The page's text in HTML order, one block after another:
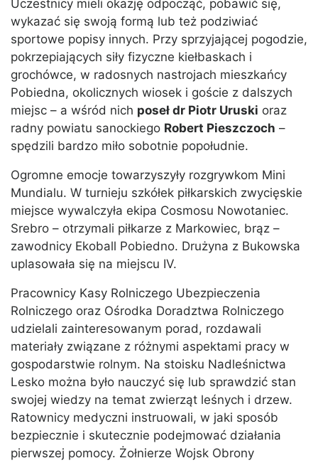
Uczestnicy mieli okazję odpocząć, pobawić się,
wykazać się swoją formą lub też podziwiać
sportowe popisy innych. Przy sprzyjającej pogodzie,
pokrzepiających siły fizyczne kiełbaskach i
grochówce, w radosnych nastrojach mieszkańcy
Pobiedna, okolicznych wiosek i goście z dalszych
miejsc – a wśród nich poseł dr Piotr Uruski oraz
radny powiatu sanockiego Robert Pieszczoch –
spędzili bardzo miło sobotnie popołudnie.
Ogromne emocje towarzyszyły rozgrywkom Mini
Mundialu. W turnieju szkółek piłkarskich zwycięskie
miejsce wywalczyła ekipa Cosmosu Nowotaniec.
Srebro – otrzymali piłkarze z Markowiec, brąz –
zawodnicy Ekoball Pobiedno. Drużyna z Bukowska
uplasowała się na miejscu IV.
Pracownicy Kasy Rolniczego Ubezpieczenia
Rolniczego oraz Ośrodka Doradztwa Rolniczego
udzielali zainteresowanym porad, rozdawali
materiały związane z różnymi aspektami pracy w
gospodarstwie rolnym. Na stoisku Nadleśnictwa
Lesko można było nauczyć się lub sprawdzić stan
swojej wiedzy na temat zwierząt leśnych i drzew.
Ratownicy medyczni instruowali, w jaki sposób
bezpiecznie i skutecznie podejmować działania
pierwszej pomocy. Żołnierze Wojsk Obrony